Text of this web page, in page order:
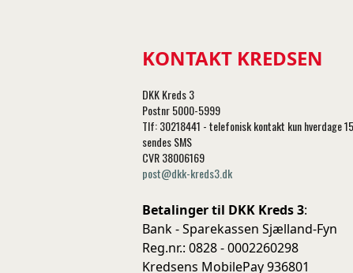
KONTAKT KREDSEN
DKK Kreds 3
Postnr 5000-5999
Tlf: 30218441 - telefonisk kontakt kun hverdage
sendes SMS
CVR 38006169
post@dkk-kreds3.dk
Betalinger til DKK Kreds 3:
Bank - Sparekassen Sjælland-Fyn
Reg.nr.: 0828 - 0002260298
Kredsens MobilePay 936801